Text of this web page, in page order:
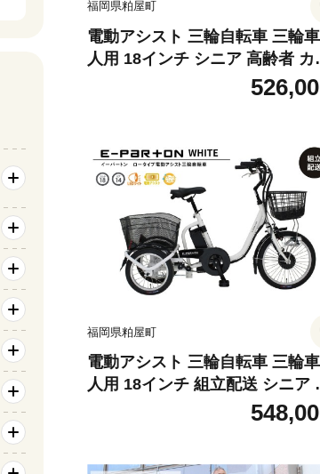
福岡県粕屋町
電動アシスト 三輪自転車 三輪
人用 18インチ シニア 高齢者 カ
定 通院 買い物 免許返納 ギフト
ーパートン BEPN18 福岡県 粕屋町
CC001
福岡県粕屋町
電動アシスト 三輪自転車 三輪
人用 18インチ 組立配送 シニア
サドル 安定 通院 買い物 ギフト